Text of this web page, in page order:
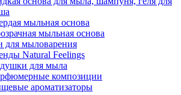
мыльная основа
мыльная основа
для мыловарения
Natural Feelings
для мыла
композиции
ароматизаторы